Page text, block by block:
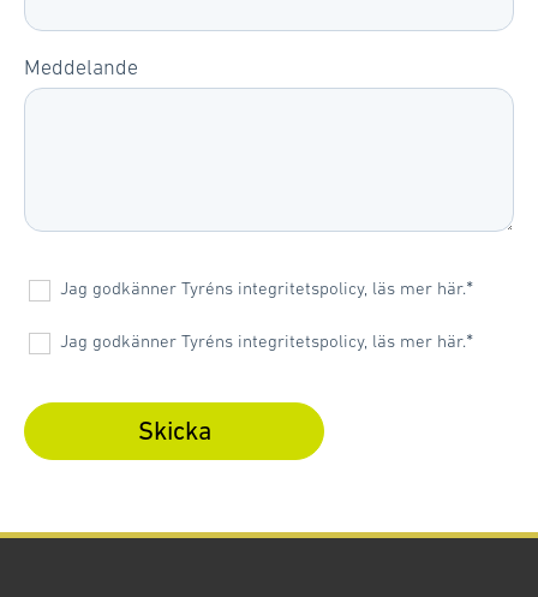
Meddelande
Jag godkänner Tyréns integritetspolicy, läs mer här.*
Jag godkänner Tyréns integritetspolicy, läs mer här.*